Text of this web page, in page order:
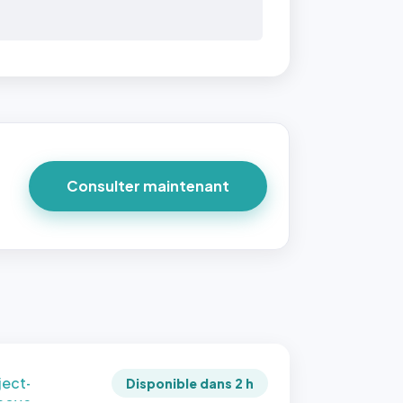
Consulter maintenant
par
1:1
Disponible dans 2 h